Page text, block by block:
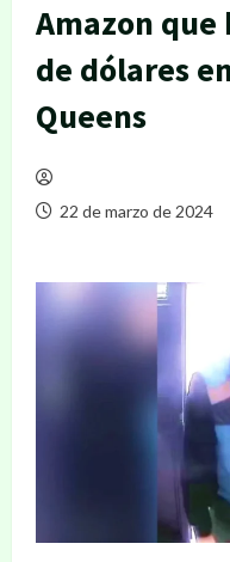
Amazon
de dólares
Queens
22 de marzo de 2024